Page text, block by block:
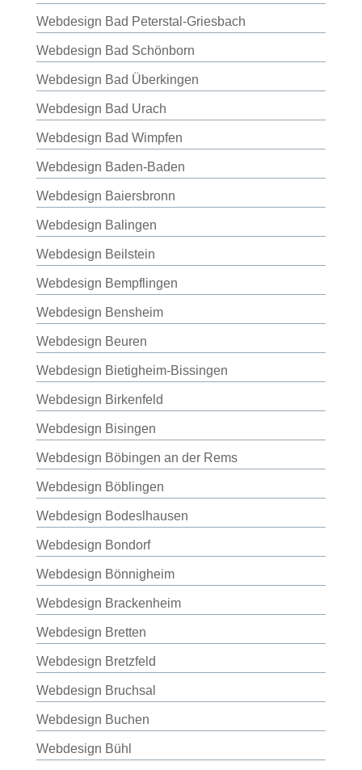
Webdesign Bad Peterstal-Griesbach
Webdesign Bad Schönborn
Webdesign Bad Überkingen
Webdesign Bad Urach
Webdesign Bad Wimpfen
Webdesign Baden-Baden
Webdesign Baiersbronn
Webdesign Balingen
Webdesign Beilstein
Webdesign Bempflingen
Webdesign Bensheim
Webdesign Beuren
Webdesign Bietigheim-Bissingen
Webdesign Birkenfeld
Webdesign Bisingen
Webdesign Böbingen an der Rems
Webdesign Böblingen
Webdesign Bodeslhausen
Webdesign Bondorf
Webdesign Bönnigheim
Webdesign Brackenheim
Webdesign Bretten
Webdesign Bretzfeld
Webdesign Bruchsal
Webdesign Buchen
Webdesign Bühl